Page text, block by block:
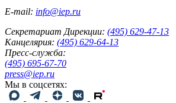
E-mail: info@iep.ru
Секретариат Дирекции: (495) 629-47-13
Канцелярия: (495) 629-64-13
Пресс-служба:
(495) 695-67-70
press@iep.ru
Мы в соцсетях: